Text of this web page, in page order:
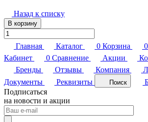
Назад к списку
В корзину
Главная Каталог 0 Корзина 0
Кабинет
0 Сравнение Акции
Бренды
Отзывы Компания
Документы
Реквизиты Поиск
Подписаться
на новости и акции